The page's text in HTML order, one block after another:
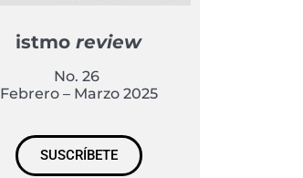
istmoreview
No. 26
Febrero – Marzo 2025
SUSCRÍBETE